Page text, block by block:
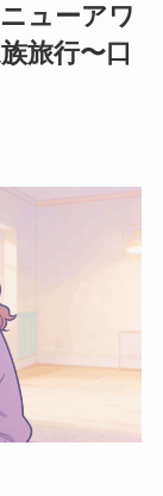
ューアワ
旅行〜口